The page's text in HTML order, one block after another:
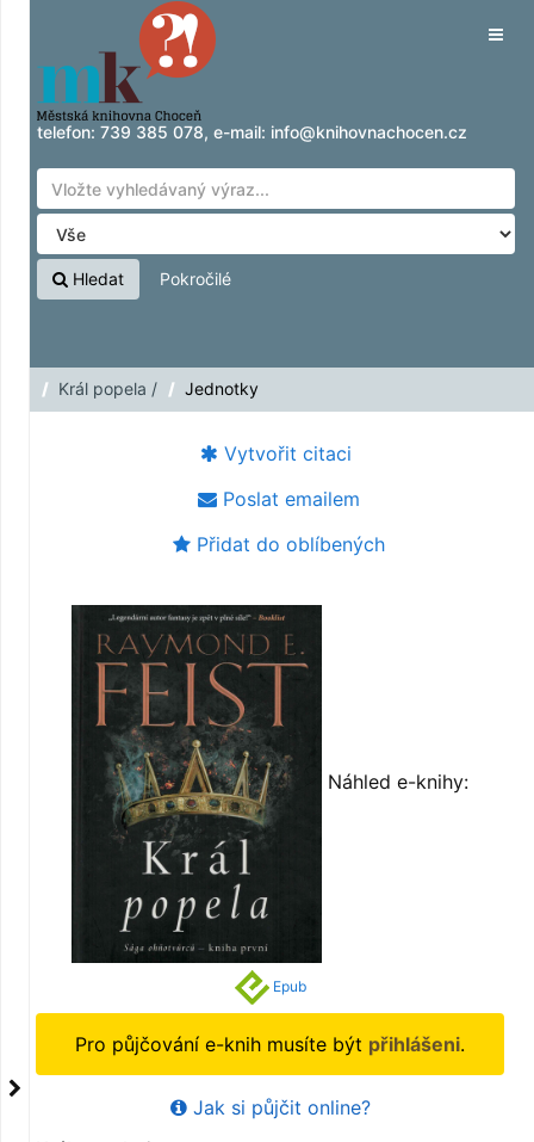
Přeskočit na obsah
telefon: 739 385 078, e-mail: info@knihovnachocen.cz
Hledat Pokročilé
Král popela / Jednotky
Vytvořit citaci
Poslat emailem
Přidat do oblíbených
Náhled e-knihy:
Epub
Pro půjčování e-knih musíte být přihlášeni.
Jak si půjčit online?